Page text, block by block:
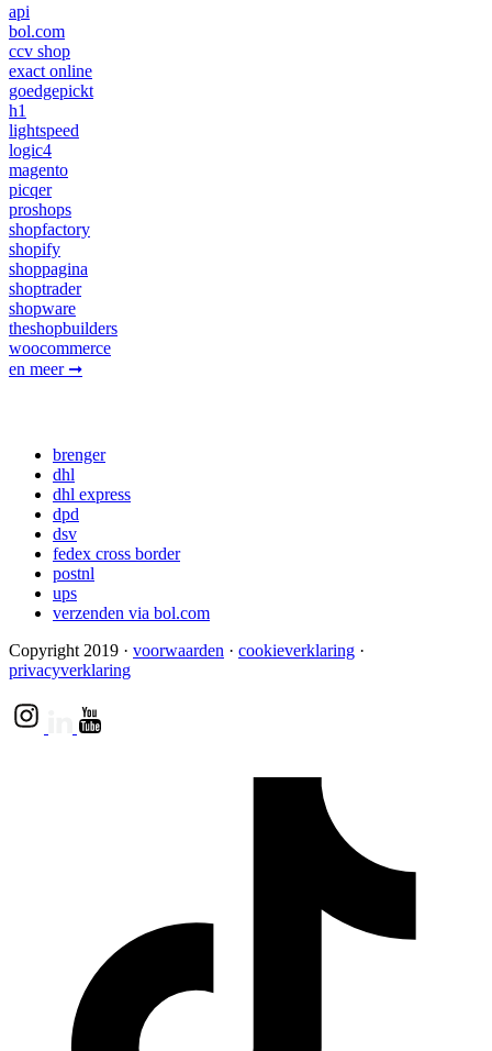
api
bol.com
ccv shop
exact online
goedgepickt
h1
lightspeed
logic4
magento
picqer
proshops
shopfactory
shopify
shoppagina
shoptrader
shopware
theshopbuilders
woocommerce
en meer ➞
brenger
dhl
dhl express
dpd
dsv
fedex cross border
postnl
ups
verzenden via bol.com
Copyright 2019 · voorwaarden · cookieverklaring ·
privacyverklaring